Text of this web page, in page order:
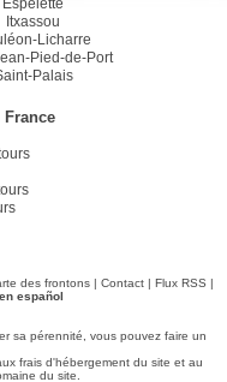
Espelette
Itxassou
Licharre
Pied-de-Port
Palais
des frontons| Contact| Flux RSS |
español
sa pérennité, vous pouvez faire un
frais d'hébergement du site et au
du site.